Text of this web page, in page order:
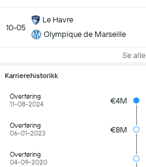
10-05
Le Havre
Olympique de Marseille
Se alle
Karrierehistorikk
Overføring
11-08-2024
€4M
Overføring
06-01-2023
€8M
Overføring
04-09-2020